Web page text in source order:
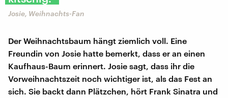
Josie, Weihnachts-Fan
Der Weihnachtsbaum hängt ziemlich voll. Eine
Freundin von Josie hatte bemerkt, dass er an einen
Kaufhaus-Baum erinnert. Josie sagt, dass ihr die
Vorweihnachtszeit noch wichtiger ist, als das Fest an
sich. Sie backt dann Plätzchen, hört Frank Sinatra und